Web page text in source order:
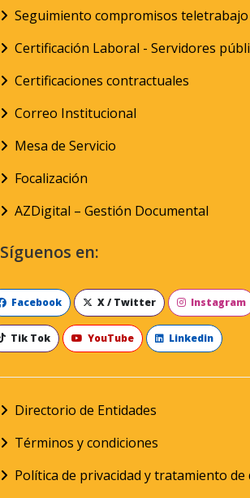
Seguimiento compromisos teletrabajo
Certificación Laboral - Servidores
Certificaciones contractuales
Correo Institucional
Mesa de Servicio
Focalización
AZDigital – Gestión Documental
Síguenos en:
Facebook X / Twitter Instagram
Tik Tok YouTube Linkedin
Directorio de Entidades
Términos y condiciones
Política de privacidad y tratamiento